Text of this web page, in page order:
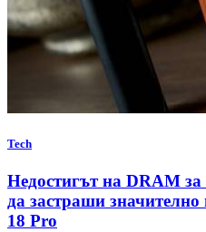
Tech
Недостигът на DRAM
да застраши
18 Pro